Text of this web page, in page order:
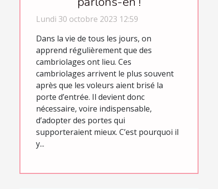
Lundi 30 octobre 2023 12:59
Dans la vie de tous les jours, on
apprend régulièrement que des
cambriolages ont lieu. Ces
cambriolages arrivent le plus souvent
après que les voleurs aient brisé la
porte d’entrée. Il devient donc
nécessaire, voire indispensable,
d’adopter des portes qui
supporteraient mieux. C’est pourquoi il
y...